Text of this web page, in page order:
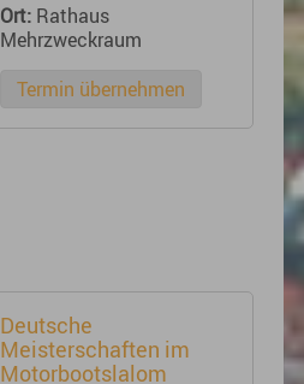
Ort: Rathaus
Mehrzweckraum
Termin übernehmen
Deutsche
Meisterschaften im
Motorbootslalom